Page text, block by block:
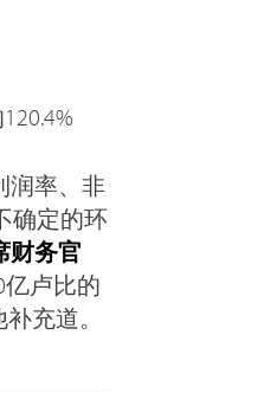
润率、非
确定的环
财务官
卢比的
充道。